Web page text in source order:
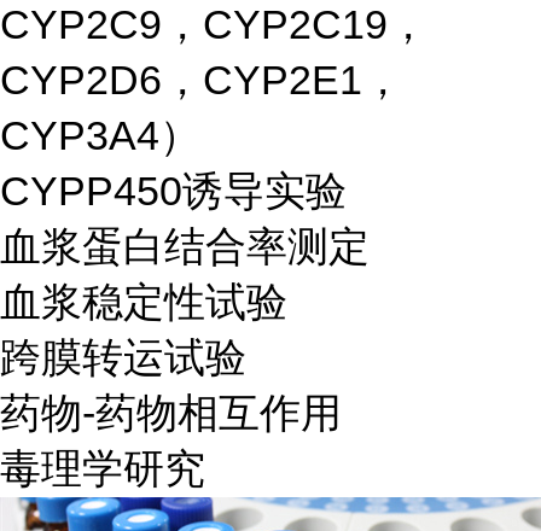
CYP2C9，CYP2C19，
CYP2D6，CYP2E1，
CYP3A4）
CYPP450诱导实验
血浆蛋白结合率测定
血浆稳定性试验
跨膜转运试验
药物-药物相互作用
毒理学研究